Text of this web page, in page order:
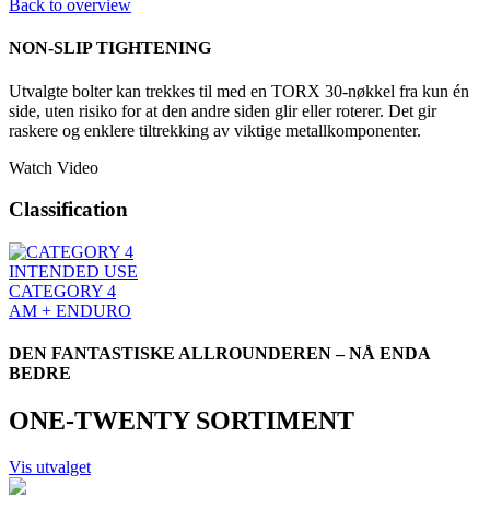
Back to overview
NON-SLIP TIGHTENING
Utvalgte bolter kan trekkes til med en TORX 30-nøkkel fra kun én
side, uten risiko for at den andre siden glir eller roterer. Det gir
raskere og enklere tiltrekking av viktige metallkomponenter.
Watch Video
Classification
INTENDED USE
CATEGORY 4
AM + ENDURO
DEN FANTASTISKE ALLROUNDEREN – NÅ ENDA
BEDRE
ONE-TWENTY SORTIMENT
Vis utvalget